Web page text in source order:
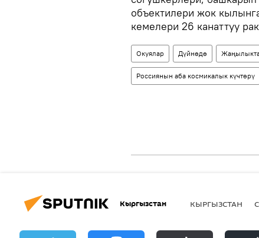
объектилери жок
кемелери 26 канаттуу
Окуялар Дүйнөдө
Россиянын аба космикалык күчтөрү
Кыргызстан КЫРГЫЗСТАН